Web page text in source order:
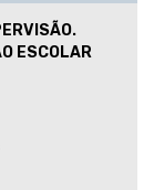
ESCOLAR